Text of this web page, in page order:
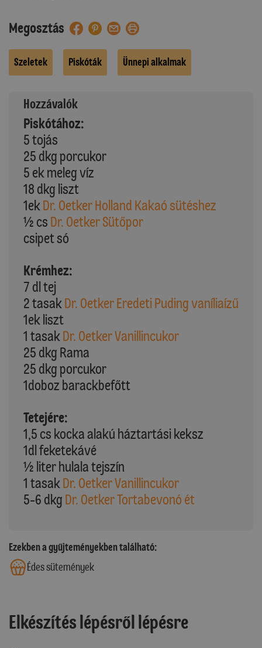
Megosztás
Szeletek Piskóták Ünnepi alkalmak
Hozzávalók
Piskótához:
5 tojás
25 dkg porcukor
5 ek meleg víz
18 dkg liszt
1ek Dr. Oetker Holland Kakaó sütéshez
½ cs Dr. Oetker Sütőpor
csipet só
Krémhez:
7 dl tej
2 tasak Dr. Oetker Eredeti Puding vaníliaízű
1ek liszt
1 tasak Dr. Oetker Vanillincukor
25 dkg Rama
25 dkg porcukor
1doboz barackbefőtt
Tetejére:
1,5 cs kocka alakú háztartási keksz
1dl feketekávé
½ liter hulala tejszín
1 tasak Dr. Oetker Vanillincukor
5-6 dkg Dr. Oetker Tortabevonó ét
Ezekben a gyűjteményekben található:
Édes sütemények
Elkészítés lépésről lépésre